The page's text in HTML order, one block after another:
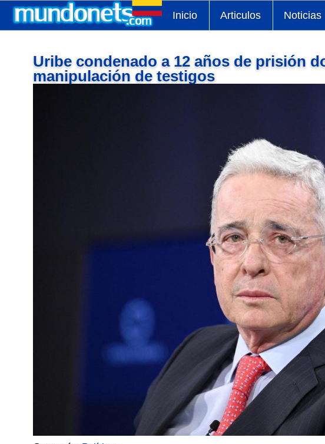
Inicio Articulos Noticias
Uribe condenado a 12 años de prisión
manipulación de testigos